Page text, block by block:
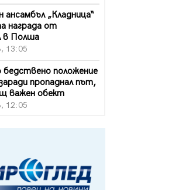
ансамбъл „Кладница“
награда от
в Полша
13:05
положение
пропаднал път,
важен обект
12:05
в помощ на
в Перник, вече са